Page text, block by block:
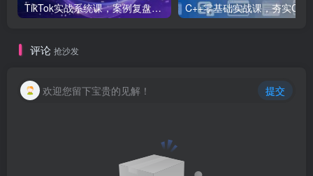
TikTok实战系统课，案例复盘、数据解析、运营执行，从0到1构建千万级电商体系（更新）
评论 抢沙发
欢迎您留下宝贵的见解！ 提交